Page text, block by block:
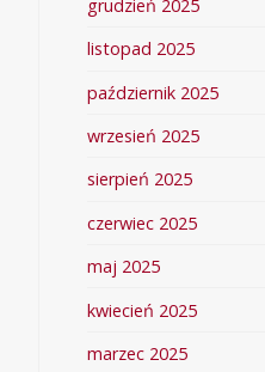
grudzień 2025
listopad 2025
październik 2025
wrzesień 2025
sierpień 2025
czerwiec 2025
maj 2025
kwiecień 2025
marzec 2025